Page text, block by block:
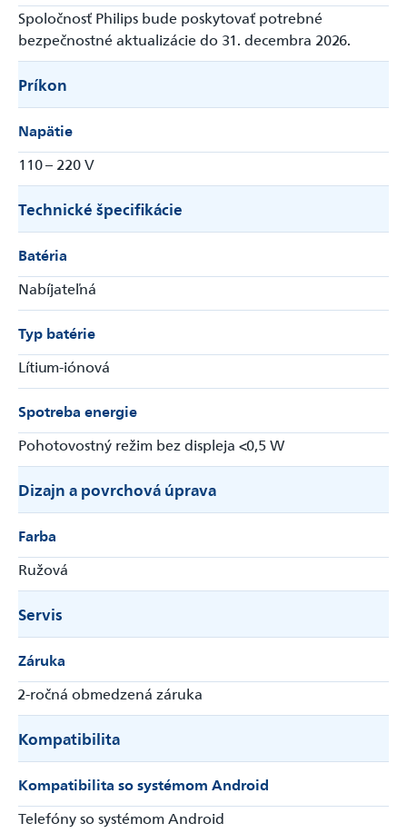
Spoločnosť Philips bude poskytovať potrebné
bezpečnostné aktualizácie do 31. decembra 2026.
Príkon
Napätie
110 – 220 V
Technické špecifikácie
Batéria
Nabíjateľná
Typ batérie
Lítium-iónová
Spotreba energie
Pohotovostný režim bez displeja <0,5 W
Dizajn a povrchová úprava
Farba
Ružová
Servis
Záruka
2-ročná obmedzená záruka
Kompatibilita
Kompatibilita so systémom Android
Telefóny so systémom Android